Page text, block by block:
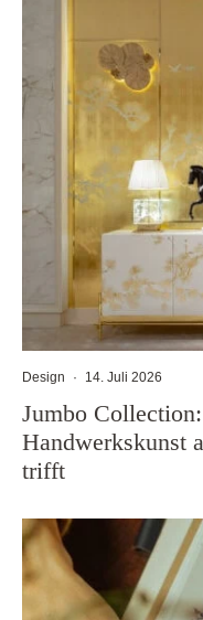
Design · 14. Juli 2026
Jumbo
Handwerkskunst
trifft